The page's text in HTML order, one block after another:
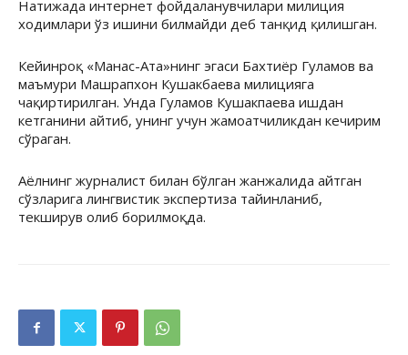
Натижада интернет фойдаланувчилари милиция
ходимлари ўз ишини билмайди деб танқид қилишган.
Кейинроқ «Манас-Ата»нинг эгаси Бахтиёр Гуламов ва
маъмури Машрапхон Кушакбаева милицияга
чақиртирилган. Унда Гуламов Кушакпаева ишдан
кетганини айтиб, унинг учун жамоатчиликдан кечирим
сўраган.
Аёлнинг журналист билан бўлган жанжалида айтган
сўзларига лингвистик экспертиза тайинланиб,
текширув олиб борилмоқда.